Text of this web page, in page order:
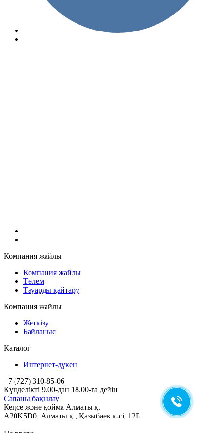
Компания жайлы
Компания жайлы
Төлем
Тауарды қайтару
Компания жайлы
Жеткізу
Байланыс
Каталог
Интернет-дүкен
+7 (727) 310-85-06
Күнделікті 9.00-дан 18.00-ға дейін
Сапаны бақылау
Кеңсе және қойма Алматы қ.
A20K5D0, Алматы қ., Қазыбаев к-сі, 12Б